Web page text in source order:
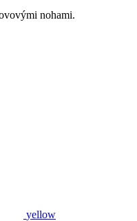
nohami.
yellow